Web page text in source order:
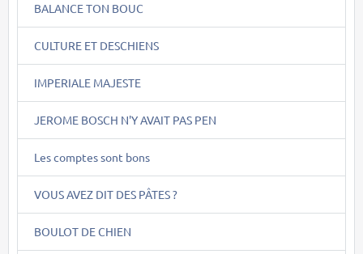
BALANCE TON BOUC
CULTURE ET DESCHIENS
IMPERIALE MAJESTE
JEROME BOSCH N'Y AVAIT PAS PEN
Les comptes sont bons
VOUS AVEZ DIT DES PÂTES ?
BOULOT DE CHIEN